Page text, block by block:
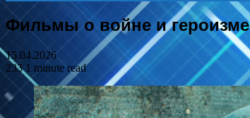
for
Фильмы о войне и героизме
15.04.2026
2331 minute read